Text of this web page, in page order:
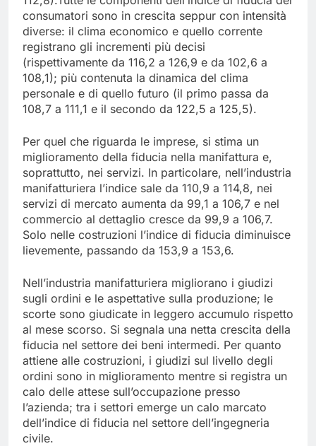
consumatori sono in crescita seppur con intensità
diverse: il clima economico e quello corrente
registrano gli incrementi più decisi
(rispettivamente da 116,2 a 126,9 e da 102,6 a
108,1); più contenuta la dinamica del clima
personale e di quello futuro (il primo passa da
108,7 a 111,1 e il secondo da 122,5 a 125,5).
Per quel che riguarda le imprese, si stima un
miglioramento della fiducia nella manifattura e,
soprattutto, nei servizi. In particolare, nell’industria
manifatturiera l’indice sale da 110,9 a 114,8, nei
servizi di mercato aumenta da 99,1 a 106,7 e nel
commercio al dettaglio cresce da 99,9 a 106,7.
Solo nelle costruzioni l’indice di fiducia diminuisce
lievemente, passando da 153,9 a 153,6.
Nell’industria manifatturiera migliorano i giudizi
sugli ordini e le aspettative sulla produzione; le
scorte sono giudicate in leggero accumulo rispetto
al mese scorso. Si segnala una netta crescita della
fiducia nel settore dei beni intermedi. Per quanto
attiene alle costruzioni, i giudizi sul livello degli
ordini sono in miglioramento mentre si registra un
calo delle attese sull’occupazione presso
l’azienda; tra i settori emerge un calo marcato
dell’indice di fiducia nel settore dell’ingegneria
civile.